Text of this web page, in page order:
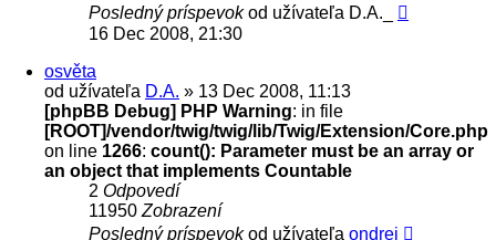
Posledný príspevokod užívateľa D.A._
16 Dec 2008, 21:30
osvěta
od užívateľa D.A. » 13 Dec 2008, 11:13
[phpBB Debug] PHP Warning: in file
[ROOT]/vendor/twig/twig/lib/Twig/Extension/Core.php
on line 1266: count(): Parameter must be an array or
an object that implements Countable
2 Odpovedí
11950 Zobrazení
Posledný príspevokod užívateľa ondrej